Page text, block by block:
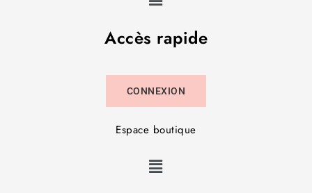
Accès rapide
CONNEXION
Espace boutique